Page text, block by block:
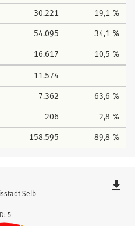
30.221 19,1 %
54.095 34,1 %
16.617 10,5 %
11.574 -
7.362 63,6 %
206 2,8 %
158.595 89,8 %
5
Selb
file_download